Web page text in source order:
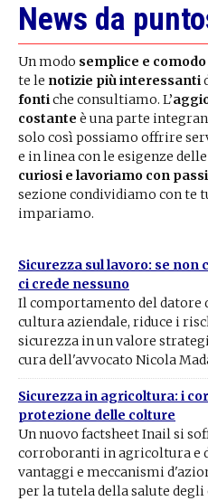
News da
Un modo semplice e comodo
te le notizie più interessanti
fontiche consultiamo. L’
costante è una parte
solo così possiamo offrire
e in linea con le esigenze
curiosi e lavoriamo con
sezione condividiamo con te
impariamo.
Sicurezza sul lavoro: se non
ci crede nessuno
Il comportamento del datore
cultura aziendale, riduce i
sicurezza in un valore
cura dell'avvocato Nicola
Sicurezza in agricoltura: i
protezione delle colture
Un nuovo factsheet Inail si
corroboranti in agricoltura e
vantaggi e meccanismi
per la tutela della salute